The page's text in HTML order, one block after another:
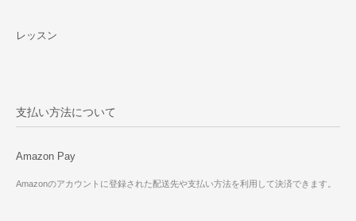
レッスン
支払い方法について
Amazon Pay
Amazonのアカウントに登録された配送先や支払い方法を利用して決済できます。